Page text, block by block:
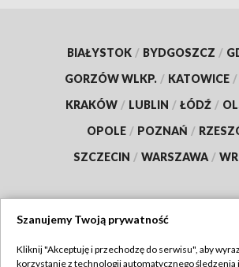
BIAŁYSTOK / BYDGOSZCZ /
GORZÓW WLKP. / KATOWICE /
KRAKÓW / LUBLIN / ŁÓDŹ /
OPOLE / POZNAŃ /
SZCZECIN / WARSZAWA /
Szanujemy Twoją prywatność
Kliknij "Akceptuję i przechodzę do serwisu", aby
korzystanie z technologii automatycznego śledzenia